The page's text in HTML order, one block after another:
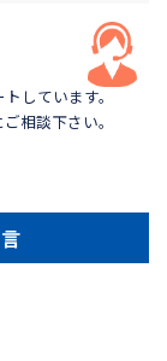
しています。
相談下さい。